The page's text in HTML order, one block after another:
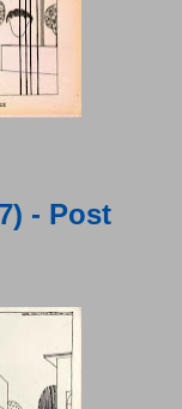
- Post